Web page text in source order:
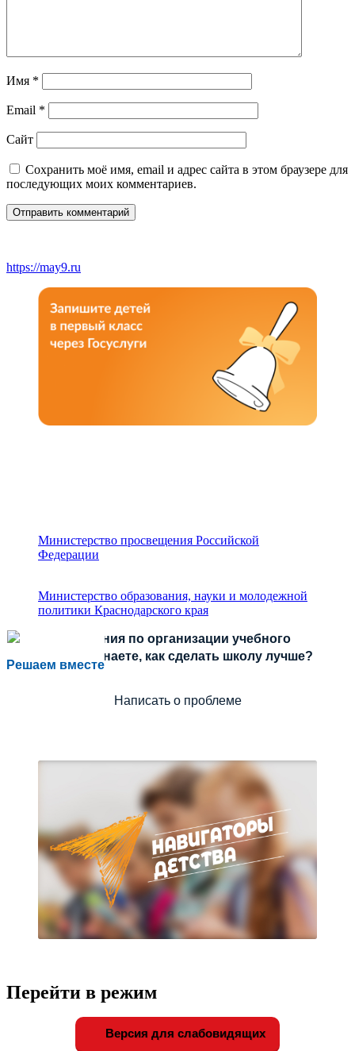
Имя *
Email *
Сайт
Сохранить моё имя, email и адрес сайта в этом браузере для
последующих моих комментариев.
https://may9.ru
Министерство просвещения Российской
Федерации
Министерство образования, науки и молодежной
политики Краснодарского края
Решаем вместе
Есть предложения по организации учебного
процесса или знаете, как сделать школу лучше?
Написать о проблеме
Перейти в режим
Версия для слабовидящих